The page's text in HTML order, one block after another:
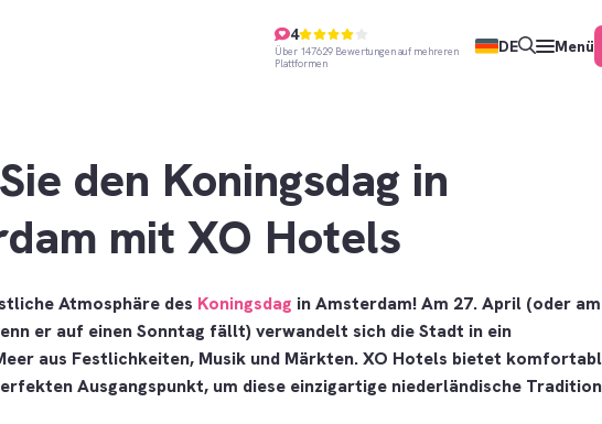
4
Über 147629 Bewertungen auf mehreren
Plattformen
DE Menü
den Koningsdag in
mit XO Hotels
Atmosphäre des Koningsdag in Amsterdam! Am 27. April (oder am
er auf einen Sonntag fällt) verwandelt sich die Stadt in ein
aus Festlichkeiten, Musik und Märkten. XO Hotels bietet
Ausgangspunkt, um diese einzigartige niederländische